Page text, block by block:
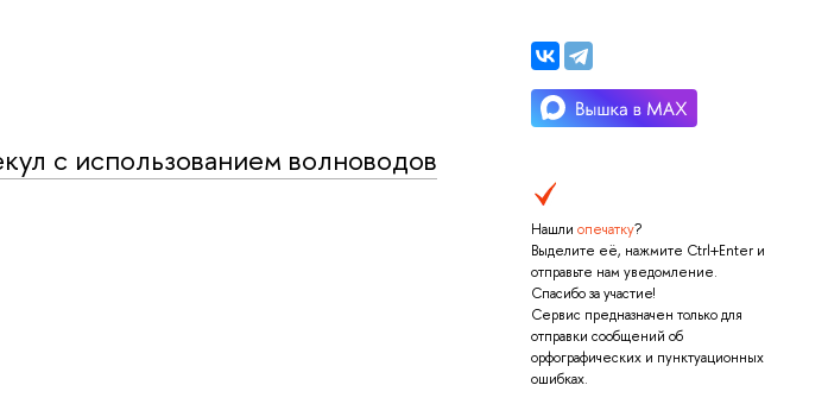
Нашли опечатку?
Выделите её, нажмите Ctrl+Enter и
отправьте нам уведомление.
Спасибо за участие!
Сервис предназначен только для
отправки сообщений об
орфографических и пунктуационных
ошибках.
с использованием волноводов